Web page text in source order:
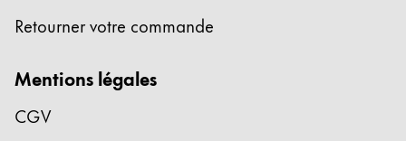
Cadeaux
Holiday Special
Gift Ideas
Coffrets cadeaux
Retourner votre commande
Mentions légales
CGV